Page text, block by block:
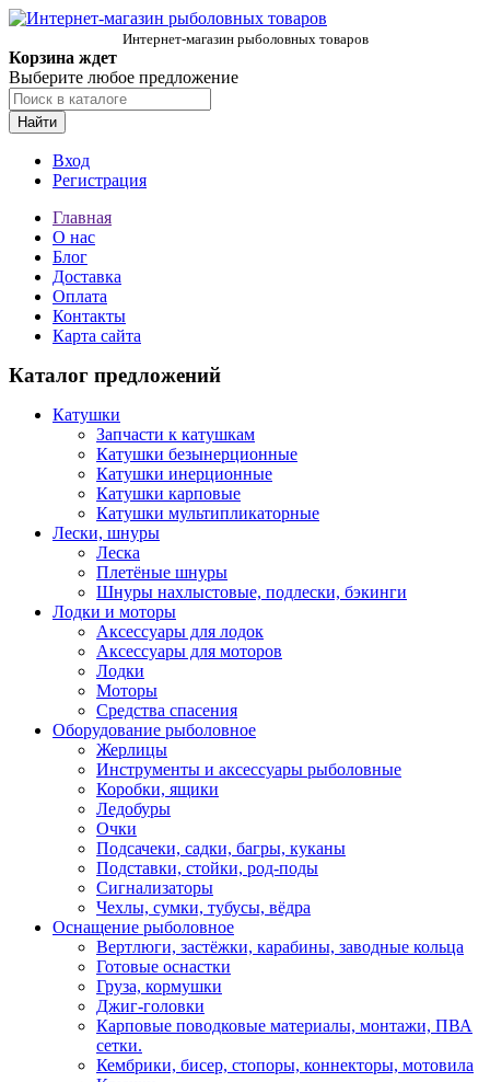
Интернет-магазин рыболовных товаров
Корзина ждет
Выберите любое предложение
Найти
Вход
Регистрация
Главная
О нас
Блог
Доставка
Оплата
Контакты
Карта сайта
Каталог предложений
Катушки
Запчасти к катушкам
Катушки безынерционные
Катушки инерционные
Катушки карповые
Катушки мультипликаторные
Лески, шнуры
Леска
Плетёные шнуры
Шнуры нахлыстовые, подлески, бэкинги
Лодки и моторы
Аксессуары для лодок
Аксессуары для моторов
Лодки
Моторы
Средства спасения
Оборудование рыболовное
Жерлицы
Инструменты и аксессуары рыболовные
Коробки, ящики
Ледобуры
Очки
Подсачеки, садки, багры, куканы
Подставки, стойки, род-поды
Сигнализаторы
Чехлы, сумки, тубусы, вёдра
Оснащение рыболовное
Вертлюги, застёжки, карабины, заводные кольца
Готовые оснастки
Груза, кормушки
Джиг-головки
Карповые поводковые материалы, монтажи, ПВА
сетки.
Кембрики, бисер, стопоры, коннекторы, мотовила